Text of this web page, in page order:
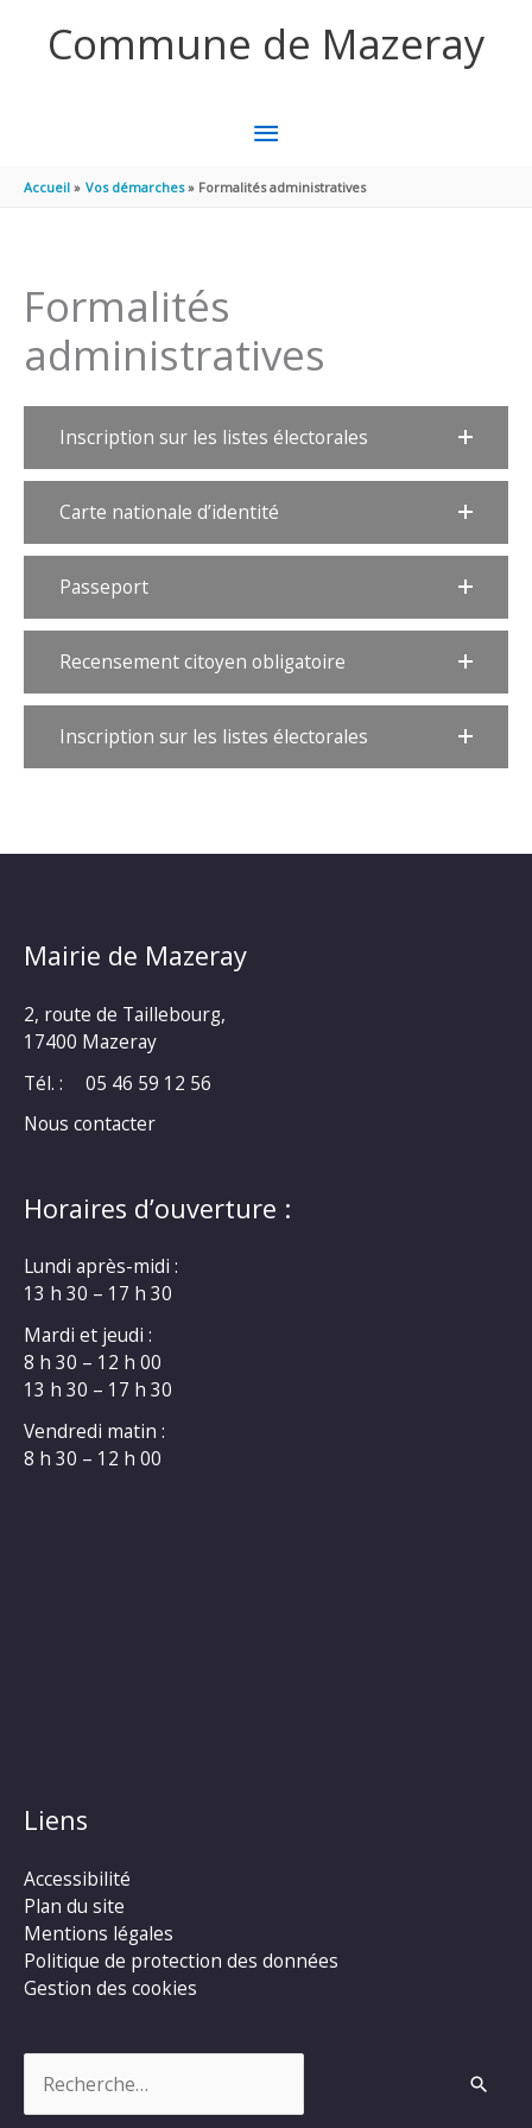
Commune de Mazeray
MENU
PRINCIPAL
Accueil Vos démarches Formalités administratives
Formalités
administratives
Inscription sur les listes électorales
Carte nationale d’identité
Passeport
Recensement citoyen obligatoire
Inscription sur les listes électorales
Mairie de Mazeray
2, route de Taillebourg,
17400 Mazeray
Tél. :
05 46 59 12 56
Nous contacter
Horaires d’ouverture :
Lundi après-midi :
13 h 30 – 17 h 30
Mardi et jeudi :
8 h 30 – 12 h 00
13 h 30 – 17 h 30
Vendredi matin :
8 h 30 – 12 h 00
Liens
Accessibilité
Plan du site
Mentions légales
Politique de protection des données
Gestion des cookies